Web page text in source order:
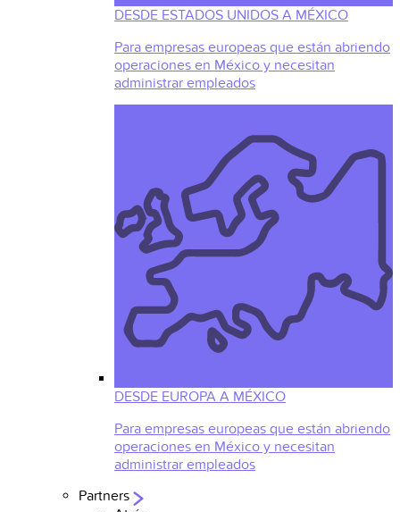
DESDE ESTADOS UNIDOS A MÉXICO
Para empresas europeas que están abriendo
operaciones en México y necesitan
administrar empleados
DESDE EUROPA A MÉXICO
Para empresas europeas que están abriendo
operaciones en México y necesitan
administrar empleados
Partners